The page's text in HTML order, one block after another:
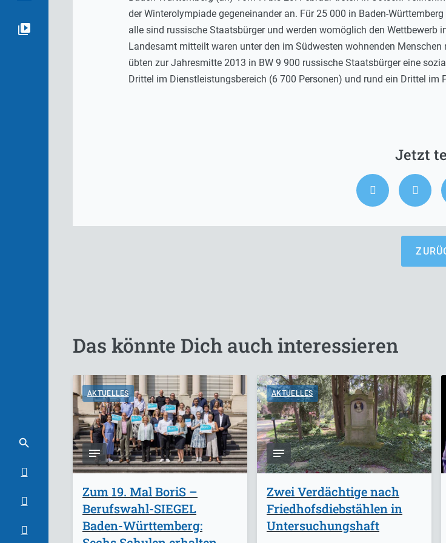
der Winterolympiade gegeneinander an. Für 25 000 in Baden-
alle sind russische Staatsbürger und werden womöglich den
Landesamt mitteilt waren unter den im Südwesten wohnenden
übten zur Jahresmitte 2013 in BW 9 900 russische Staatsbürger eine
Drittel im Dienstleistungsbereich (6 700 Personen) und rund ein Drittel im
Das könnte Dich auch interessieren
AKTUELLES
Zum 19. Mal BoriS –
Berufswahl-SIEGEL
Baden-Württemberg:
AKTUELLES
Zwei Verdächtige nach
Friedhofsdiebstählen in
Untersuchungshaft